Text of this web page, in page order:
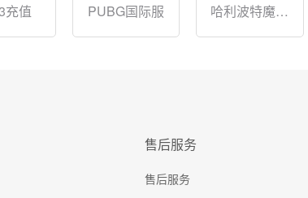
充值 PUBG国际服
哈利波特魔法
售后服务
售后服务